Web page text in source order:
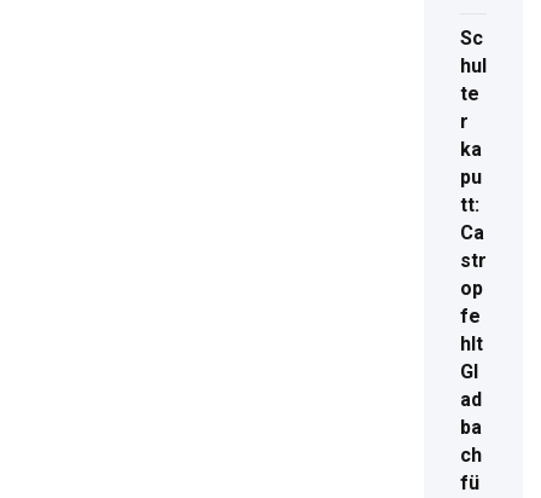
Sc
hul
te
r
ka
pu
tt:
Ca
str
op
fe
hlt
Gl
ad
ba
ch
fü